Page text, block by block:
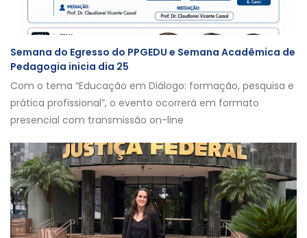
Semana do Egresso do PPGEDU e Semana Acadêmica de
Pedagogia inicia dia 25
Com o tema “Educação em Diálogo: formação, pesquisa e
prática profissional”, o evento ocorrerá em formato
presencial com transmissão on-line